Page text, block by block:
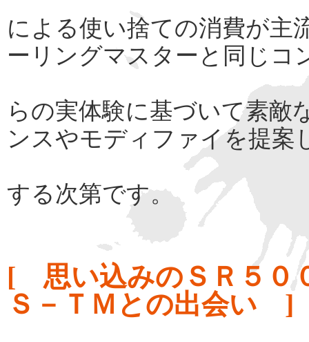
による使い捨ての消費が主
ーリングマスターと同じコ
らの実体験に基づいて素敵
ンスやモディファイを提案
する次第です。
[ 思い込みのＳＲ５０
Ｓ－ＴＭとの出会い ]